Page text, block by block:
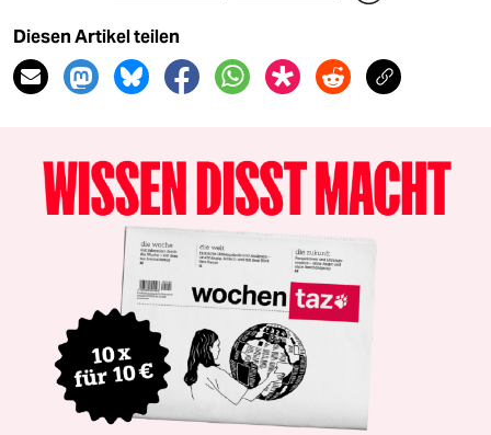
Diesen Artikel teilen